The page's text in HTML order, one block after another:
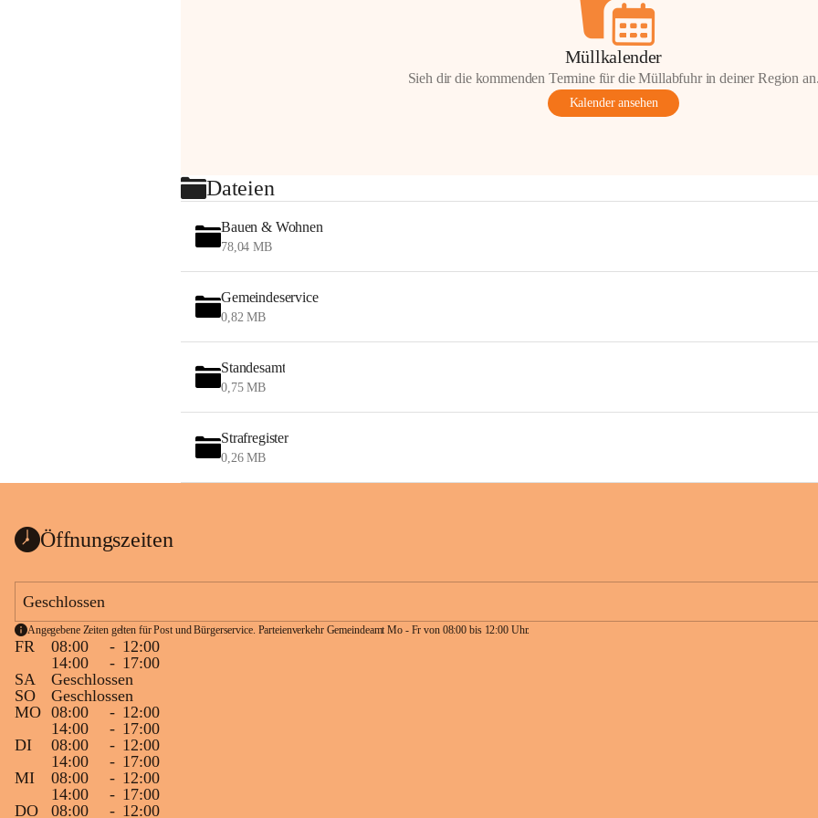
Müllkalender
Sieh dir die kommenden Termine für die Müllabfuhr in deiner Region
Kalender ansehen
Dateien
Bauen & Wohnen
78,04 MB
Gemeindeservice
0,82 MB
Standesamt
0,75 MB
Strafregister
0,26 MB
Öffnungszeiten
Geschlossen
Angegebene Zeiten gelten für Post und Bürgerservice. Parteienverkehr Gemeindeamt Mo - Fr von 08:00 bis 12:00 Uhr.
FR 08:00 - 12:00
14:00
- 17:00
SA
Geschlossen
SO
Geschlossen
MO 08:00 - 12:00
14:00
- 17:00
DI
08:00 - 12:00
14:00
- 17:00
MI
08:00 - 12:00
14:00
- 17:00
DO
08:00 - 12:00